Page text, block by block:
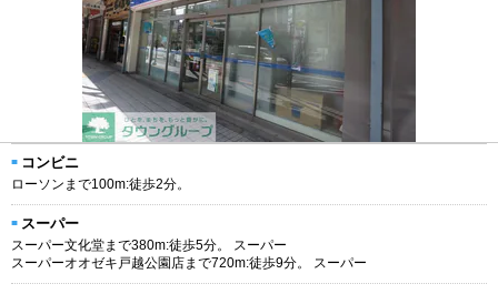
コンビニ
ローソンまで100m:徒歩2分。
スーパー
スーパー文化堂まで380m:徒歩5分。 スーパー
スーパーオオゼキ戸越公園店まで720m:徒歩9分。 スーパー